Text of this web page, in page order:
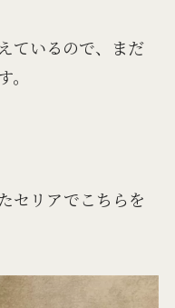
ているので、まだ
セリアでこちらを